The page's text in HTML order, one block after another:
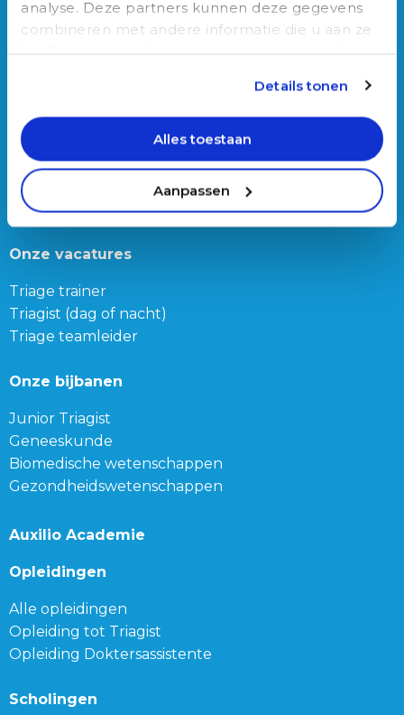
analyse. Deze partners kunnen deze gegevens
combineren met andere informatie die u aan ze
Details tonen
Alles toestaan
Aanpassen
030-3040022
info@auxilio.nl
Bericht via WhatsApp
Vacatures
Onze vacatures
Triage trainer
Triagist (dag of nacht)
Triage teamleider
Onze bijbanen
Junior Triagist
Geneeskunde
Biomedische wetenschappen
Gezondheidswetenschappen
Auxilio Academie
Opleidingen
Alle opleidingen
Opleiding tot Triagist
Opleiding Doktersassistente
Scholingen